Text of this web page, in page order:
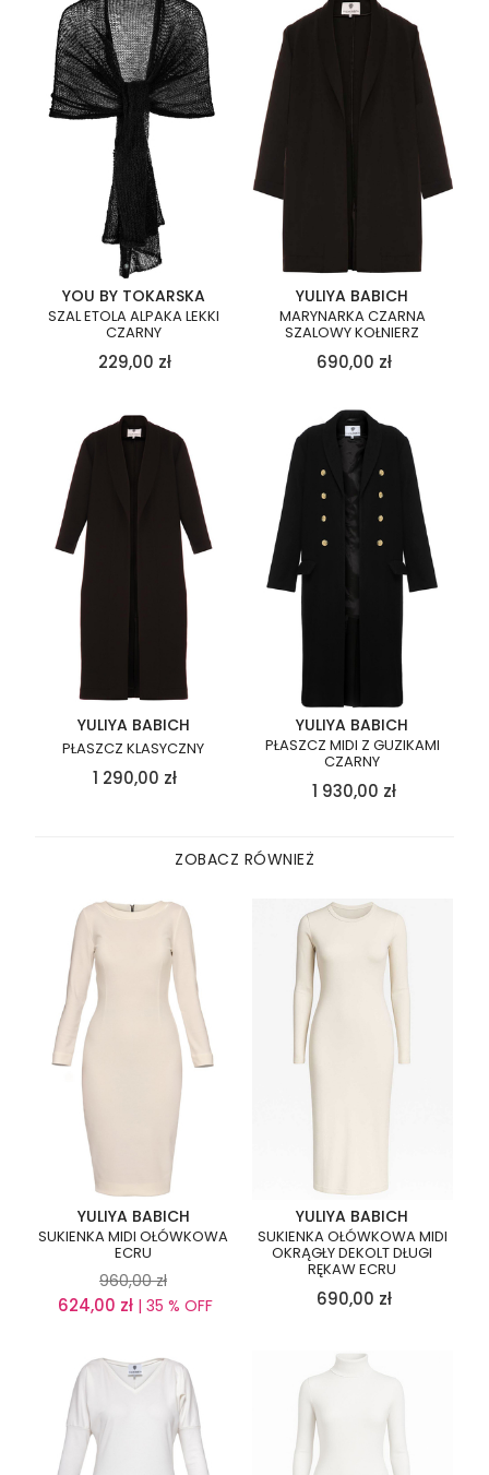
YOU BY TOKARSKA
SZAL ETOLA ALPAKA LEKKI
CZARNY
229,00 zł
YULIYA BABICH
MARYNARKA CZARNA
SZALOWY KOŁNIERZ
690,00 zł
YULIYA BABICH
PŁASZCZ KLASYCZNY
1 290,00 zł
YULIYA BABICH
PŁASZCZ MIDI Z GUZIKAMI
CZARNY
1 930,00 zł
ZOBACZ RÓWNIEŻ
YULIYA BABICH
SUKIENKA MIDI OŁÓWKOWA
ECRU
960,00 zł
624,00 zł| 35 % OFF
YULIYA BABICH
SUKIENKA OŁÓWKOWA MIDI
OKRĄGŁY DEKOLT DŁUGI
RĘKAW ECRU
690,00 zł